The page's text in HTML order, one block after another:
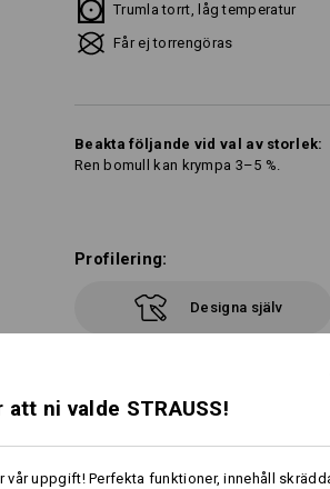
Trumla torrt, låg temperatur
Får ej torrengöras
Beakta följande vid val av storlek:
Ren bomull kan krympa 3–5 %.
Profilering:
Designa själv
att ni valde STRAUSS!
uppgift! Perfekta funktioner, innehåll